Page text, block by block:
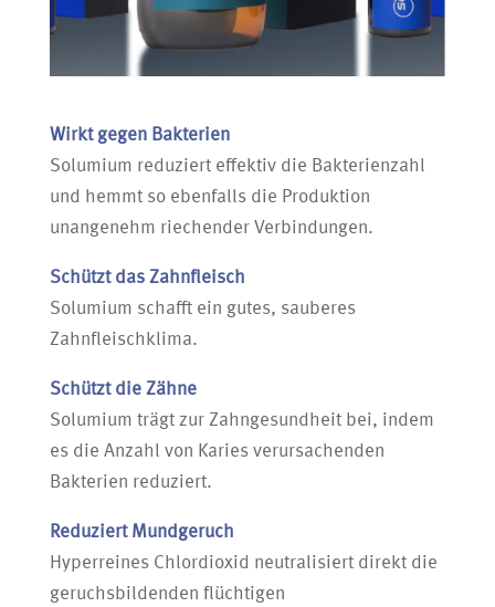
Wirkt gegen Bakterien
Solumium reduziert effektiv die Bakterienzahl
und hemmt so ebenfalls die Produktion
unangenehm riechender Verbindungen.
Schützt das Zahnfleisch
Solumium schafft ein gutes, sauberes
Zahnfleischklima.​
Schützt die Zähne
Solumium trägt zur Zahngesundheit bei, indem
es die Anzahl von Karies verursachenden
Bakterien reduziert.
Reduziert Mundgeruch
Hyperreines Chlordioxid neutralisiert direkt die
geruchsbildenden flüchtigen